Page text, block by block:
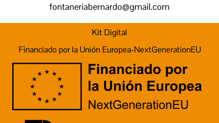
fontaneriabernardo@gmail.com
Kit Digital
Financiado por la Unión Europea-NextGenerationEU